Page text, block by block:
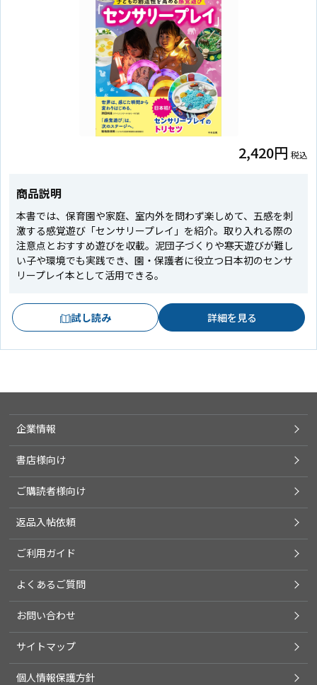
2,420円 税込
商品説明
本書では、保育園や家庭、室内外を問わず楽しめて、五感を刺
激する感覚遊び「センサリープレイ」を紹介。取り入れる際の
注意点とおすすめ遊びを収載。泥団子づくりや寒天遊びが難し
い子や環境でも実践でき、園・保護者に役立つ日本初のセンサ
リープレイ本として活用できる。
試し読み 詳細を見る
企業情報
書店様向け
ご購読者様向け
返品入帖依頼
ご利用ガイド
よくあるご質問
お問い合わせ
サイトマップ
個人情報保護方針